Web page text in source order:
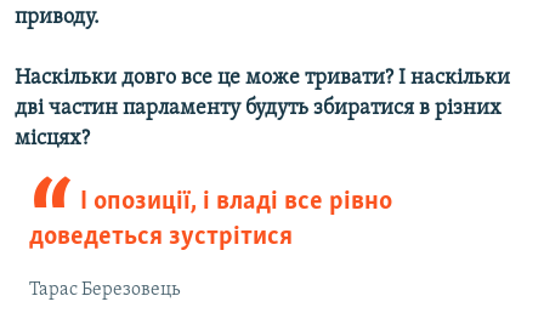
приводу.
Наскільки довго все це може тривати? І наскільки
дві частин парламенту будуть збиратися в різних
місцях?
І опозиції, і владі все рівно
доведеться зустрітися
Тарас Березовець